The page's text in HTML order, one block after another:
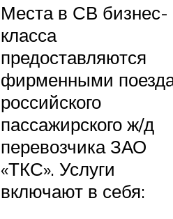
Места в СВ бизнес-
класса
предоставляются
фирменными
российского
пассажирского ж/д
перевозчика ЗАО
«ТКС». Услуги
включают в себя: